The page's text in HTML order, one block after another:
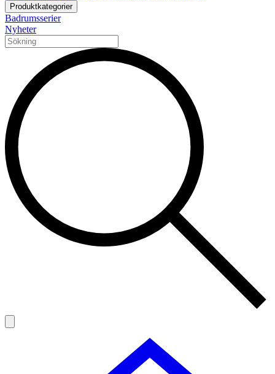
Produktkategorier
Badrumsserier
Nyheter